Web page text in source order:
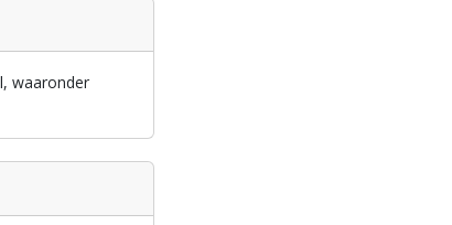
waaronder